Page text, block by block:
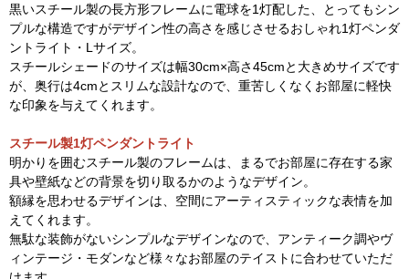
黒いスチール製の長方形フレームに電球を1灯配した、とってもシン
プルな構造ですがデザイン性の高さを感じさせるおしゃれ1灯ペンダ
ントライト・Lサイズ。
スチールシェードのサイズは幅30cm×高さ45cmと大きめサイズです
が、奥行は4cmとスリムな設計なので、重苦しくなくお部屋に軽快
な印象を与えてくれます。
スチール製1灯ペンダントライト
明かりを囲むスチール製のフレームは、まるでお部屋に存在する家
具や壁紙などの背景を切り取るかのようなデザイン。
額縁を思わせるデザインは、空間にアーティスティックな表情を加
えてくれます。
無駄な装飾がないシンプルなデザインなので、アンティーク調やヴ
ィンテージ・モダンなど様々なお部屋のテイストに合わせていただ